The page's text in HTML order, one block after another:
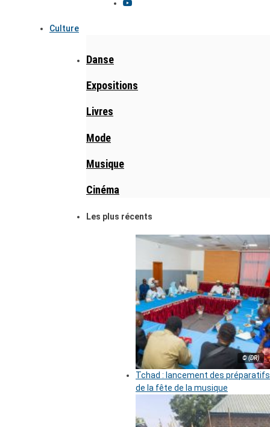
Culture
Danse
Expositions
Livres
Mode
Musique
Cinéma
Les plus récents
© (DR)
Tchad : lancement des préparatifs
de la fête de la musique